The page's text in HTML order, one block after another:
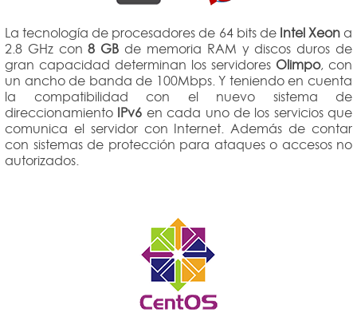
La tecnología de procesadores de 64 bits de Intel Xeona
2.8 GHz con8 GB de memoria RAM y discos duros de
gran capacidad determinan los servidores Olimpo, con
un ancho de banda de 100Mbps. Y teniendo en cuenta
la compatibilidad con el nuevo sistema de
direccionamiento IPv6 en cada uno de los servicios que
comunica el servidor con Internet. Además de contar
con sistemas de protección para ataques o accesos no
autorizados.